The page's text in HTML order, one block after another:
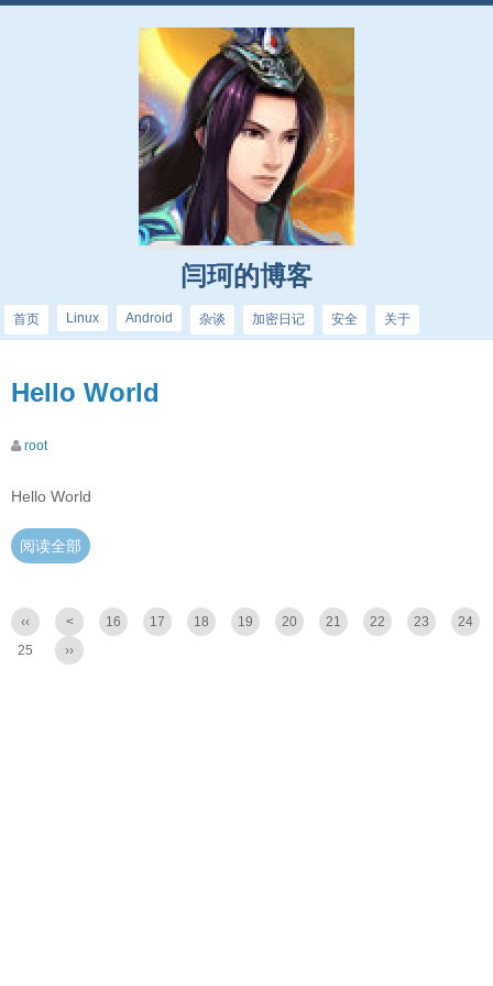
闫珂的博客
首页 Linux Android 杂谈 加密日记 安全 关于
Hello World
root
Hello World
阅读全部
‹‹ < 16 17 18 19 20 21 22 23
24
25
››